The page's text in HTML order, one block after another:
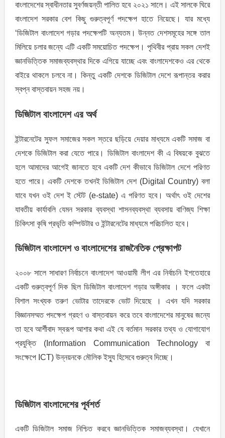
বাংলাদেশের স্বাধীনতার সুবর্ণজয়ন্তী পালিত হবে ২০২১ সালে। এই সালকে ঘিরে
বাংলাদেশ সরকার বেশ কিছু গুরুত্বপূর্ণ পদক্ষেপ হাতে নিয়েছে। যার মধ্যে
‘ডিজিটাল বাংলাদেশ গড়ার পদক্ষেপটি অন্যতম। উন্নত দেশসমূহের সঙ্গে তাল
মিলিয়ে চলার জন্যে এটি একটি সময়ােচিত পদক্ষেপ। পৃথিবীর প্রায় সকল দেশই
জ্ঞানভিত্তিক সমাজব্যবস্থার দিকে এগিয়ে যাচ্ছে এবং বাংলাদেশকেও এর থেকে
বাইরে থাকলে চলবে না। কিন্তু একটি দেশকে ডিজিটাল দেশে রূপান্তর করার
স্বপ্ন বাস্তবায়ন সহজ নয়।
ডিজিটাল বাংলাদেশ এর অর্থ
ইন্টারনেটের সুফল সমাজের সকল স্তরে ছড়িয়ে দেয়ার মাধ্যমে একটি সমাজ বা
দেশকে ডিজিটাল করা যেতে পারে। ডিজিটাল বাংলাদেশ কী এ বিষয়কে বুঝতে
হলে আমাদের আগেই জানতে হবে একটি দেশ কীভাবে ডিজিটাল দেশে পরিণত
হতে পারে। একটি দেশকে তখনই ডিজিটাল দেশ (Digital Country) বলা
যাবে যখন ওই দেশ ই স্টেট (e-state) এ পরিণত হবে। অর্থাৎ ওই দেশের
যাবতীয় কার্যাবলি যেমন সরকার ব্যবস্থা শাসনব্যবস্থা ব্যবসায় বাণিজ্য শিক্ষা
চিকিৎসা কৃষি প্রভৃতি কম্পিউটার ও ইন্টারনেটের মাধ্যমে পরিচালিত হবে।
ডিজিটাল বাংলাদেশ ও বাংলাদেশের রাজনৈতিক প্রেক্ষাপট
২০০৮ সালে সাধারণ নির্বাচনে বাংলাদেশ আওয়ামী লীগ এর নির্বাচনি ইশতেহারে
একটি গুরুত্বপূর্ণ দিক ছিল ডিজিটাল বাংলাদেশ গড়ার অঙ্গীকার । ফলে একটা
বিশাল সংখ্যক তরুণ ভােটার তাদেরকে ভােট দিয়েছে । এখন যদি সরকার
বিজ্ঞানসম্মত পদক্ষেপ গ্রহণ ও বাস্তবায়ন করে তবে বাংলাদেশের মানুষের জন্যে
তা হবে আর্শীবাদ স্বরূপ আশার কথা এই যে বর্তমান সরকার তথ্য ও যােগাযােগ
প্রযুক্তি (Information Communication Technology বা
সংক্ষেপে ICT) উন্নয়নকে মৌলিক ইস্যু হিসেবে গুরুত্ব দিচ্ছে।
ডিজিটাল বাংলাদেশের পূর্বশর্ত
একটি ডিজিটাল সমাজ নিশ্চিত করবে জ্ঞানভিত্তিক সমাজব্যবস্থা। যেখানে